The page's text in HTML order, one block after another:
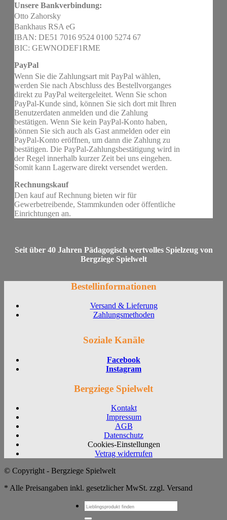
Unsere Bankverbindung:
Otto Zahorsky
Bankhaus RSA eG
IBAN: DE51 7016 9524 0100 5274 67
BIC: GEWNODEF1RME
PayPal
Wenn Sie die Zahlungsart mit PayPal wählen,
werden Sie nach Abschluss des Bestellvorganges
direkt zu PayPal weitergeleitet. Wenn Sie schon
PayPal-Kunde sind, können Sie sich dort mit Ihren
Benutzerdaten anmelden und die Zahlung
bestätigen. Wenn Sie kein PayPal-Konto haben,
können Sie sich auch als Gast anmelden oder ein
PayPal-Konto eröffnen, um dann die Zahlung zu
bestätigen. Die PayPal-Zahlungsbestätigung wird in
der Regel innerhalb kurzer Zeit bei uns eingehen.
Somit kann Lagerware direkt versendet werden.
Rechnungskauf
Den kauf auf Rechnung bieten wir für
Gewerbetreibende, Stammkunden oder öffentliche
Einrichtungen an.
Seit über 40 Jahren Pädagogisch wertvolles Spielzeug von
Bergziege Spielwelt
Bestellinformationen
Versand & Lieferung
Zahlungsmethoden
Soziale Kanäle
Facebook
Instagram
Bergziege Spielwelt
Kontakt
Impressum
AGB
Datenschutz
Cookies-Einstellungen
Vetrag widerrufen
© Copyright - Bergziege Spielwelt
* Alle Preisangaben inkl. gesetzlicher MwSt. zzgl. Versand
Suchen